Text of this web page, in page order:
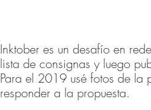
Inktober es un desafío en
lista de consignas y luego
Para el 2019 usé fotos de la
responder a la propuesta.